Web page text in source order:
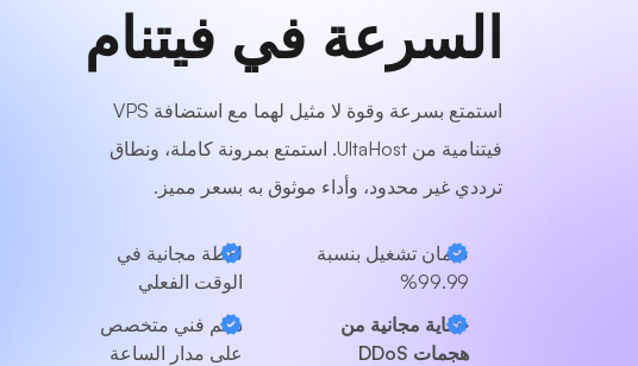
السرعة في فيتنام
استمتع بسرعة وقوة لا مثيل لهما مع استضافة VPS
فيتنامية من UltaHost. استمتع بمرونة كاملة، ونطاق
ترددي غير محدود، وأداء موثوق به بسعر مميز.
ضمان تشغيل بنسبة
99.99%
لقطة مجانية في
الوقت الفعلي
حماية مجانية من
هجمات DDoS
دعم فني متخصص
على مدار الساعة